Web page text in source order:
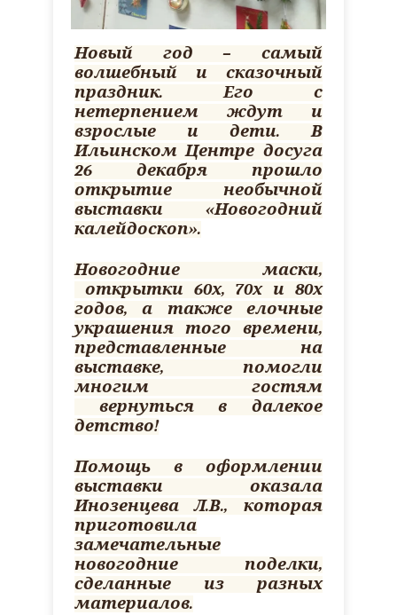
Новый год – самый
волшебный и сказочный
праздник. Его с
нетерпением ждут и
взрослые и дети. В
Ильинском Центре досуга
26 декабря прошло
открытие необычной
выставки «Новогодний
калейдоскоп».
Новогодние маски,
открытки 60х, 70х и 80х
годов, а также елочные
украшения того времени,
представленные на
выставке, помогли
многим гостям
вернуться в далекое
детство!
Помощь в оформлении
выставки оказала
Инозенцева Л.В., которая
приготовила
замечательные
новогодние поделки,
сделанные из разных
материалов.